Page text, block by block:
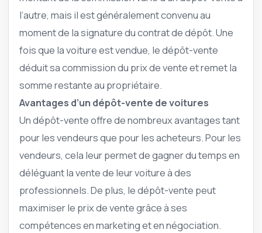
l’autre, mais il est généralement convenu au
moment de la signature du contrat de dépôt. Une
fois que la voiture est vendue, le dépôt-vente
déduit sa commission du prix de vente et remet la
somme restante au propriétaire.
Avantages d’un dépôt-vente de voitures
Un dépôt-vente offre de nombreux avantages tant
pour les vendeurs que pour les acheteurs. Pour les
vendeurs, cela leur permet de gagner du temps en
déléguant la vente de leur voiture à des
professionnels. De plus, le dépôt-vente peut
maximiser le prix de vente grâce à ses
compétences en marketing et en négociation.